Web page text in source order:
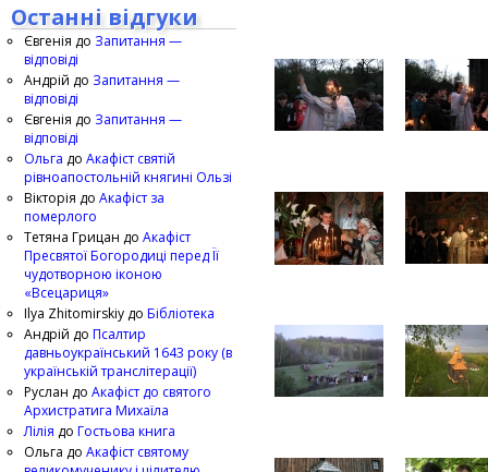
Останні відгуки
Євгенія до Запитання —
відповіді
Андрій до Запитання —
відповіді
Євгенія до Запитання —
відповіді
Ольга до Акафіст святій
рівноапостольній княгині Ользі
Вікторія до Акафіст за
померлого
Тетяна Грицан до Акафіст
Пресвятої Богородиці перед Її
чудотворною іконою
«Всецариця»
Ilya Zhitomirskiy до Бібліотека
Андрій до Псалтир
давньоукраїнський 1643 року (в
українській транслітерації)
Руслан до Акафіст до святого
Архистратига Михаїла
Лілія до Гостьова книга
Ольга до Акафіст святому